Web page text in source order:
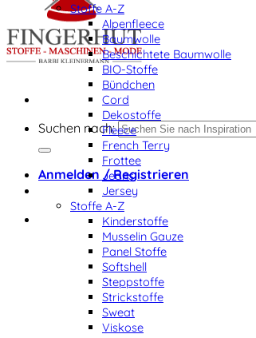
Suchen nach:
Anmelden / Registrieren
Stoffe A-Z
Alpenfleece
Baumwolle
Beschichtete Baumwolle
BIO-Stoffe
Bündchen
Cord
Dekostoffe
Fleece
French Terry
Frottee
Jeans
Jersey
Stoffe A-Z
Kinderstoffe
Musselin Gauze
Panel Stoffe
Softshell
Steppstoffe
Strickstoffe
Sweat
Viskose